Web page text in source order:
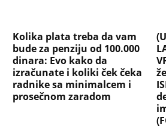
Kolika plata treba da vam
bude za penziju od 100.000
dinara: Evo kako da
izračunate i koliki ček čeka
radnike sa minimalcem i
prosečnom zaradom